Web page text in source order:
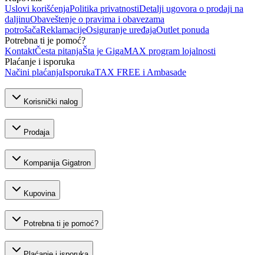
Uslovi korišćenjaPolitika privatnostiDetalji ugovora o prodaji na
daljinuObaveštenje o pravima i obavezama
potrošačaReklamacijeOsiguranje uređajaOutlet ponuda
Potrebna ti je pomoć?
KontaktČesta pitanjaŠta je GigaMAX program lojalnosti
Plaćanje i isporuka
Načini plaćanjaIsporukaTAX FREE i Ambasade
Korisnički nalog
Prodaja
Kompanija Gigatron
Kupovina
Potrebna ti je pomoć?